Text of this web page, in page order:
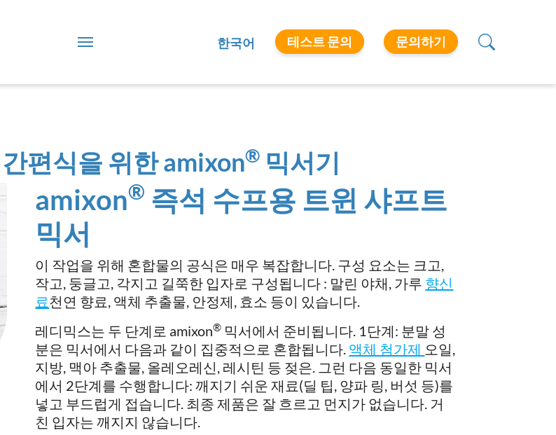
한국어 테스트 문의 문의하기
편식을 위한 amixon® 믹서기
amixon® 즉석 수프용 트윈 샤프트
믹서
이 작업을 위해 혼합물의 공식은 매우 복잡합니다. 구성 요소는 크고,
작고, 둥글고, 각지고 길쭉한 입자로 구성됩니다 : 말린 야채, 가루 향신
료천연 향료, 액체 추출물, 안정제, 효소 등이 있습니다.
레디믹스는 두 단계로 amixon® 믹서에서 준비됩니다. 1단계: 분말 성
분은 믹서에서 다음과 같이 집중적으로 혼합됩니다. 액체 첨가제 오일,
지방, 맥아 추출물, 올레오레신, 레시틴 등 젖은. 그런 다음 동일한 믹서
에서 2단계를 수행합니다: 깨지기 쉬운 재료(딜 팁, 양파 링, 버섯 등)를
넣고 부드럽게 접습니다. 최종 제품은 잘 흐르고 먼지가 없습니다. 거
친 입자는 깨지지 않습니다.